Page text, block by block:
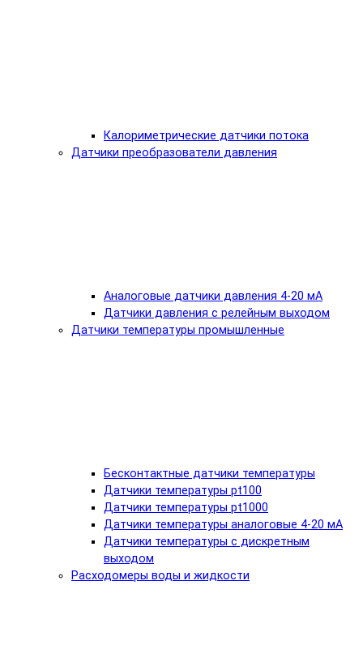
Калориметрические датчики потока
Датчики преобразователи давления
Аналоговые датчики давления 4-20 мА
Датчики давления с релейным выходом
Датчики температуры промышленные
Бесконтактные датчики температуры
Датчики температуры pt100
Датчики температуры pt1000
Датчики температуры аналоговые 4-20 мА
Датчики температуры с дискретным
выходом
Расходомеры воды и жидкости